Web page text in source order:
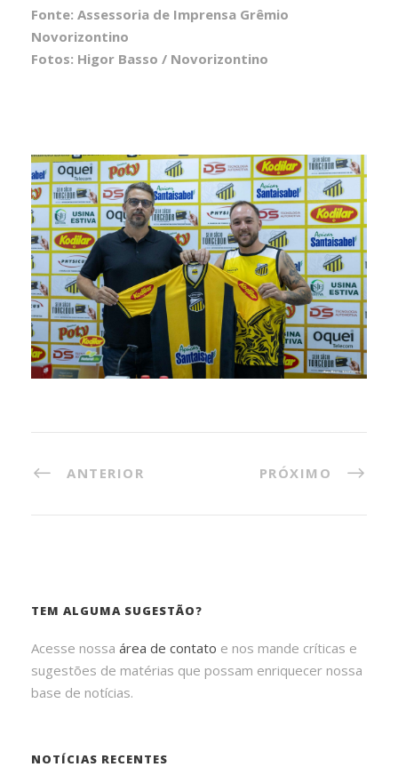
Fonte: Assessoria de Imprensa Grêmio
Novorizontino
Fotos: Higor Basso / Novorizontino
ANTERIOR PRÓXIMO
TEM ALGUMA SUGESTÃO?
Acesse nossa área de contato e nos mande críticas e
sugestões de matérias que possam enriquecer nossa
base de notícias.
NOTÍCIAS RECENTES